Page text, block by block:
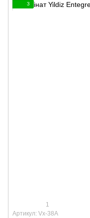
3
1
Артикул: Vx-38A